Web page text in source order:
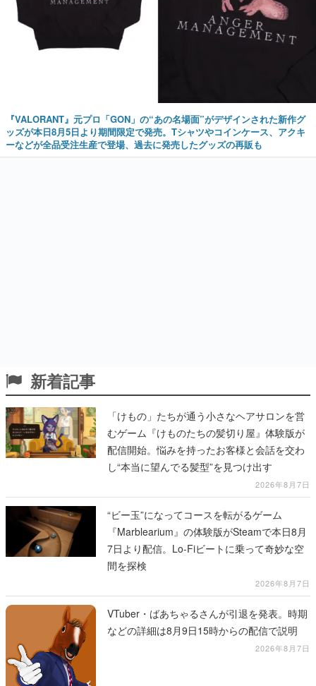
『VALORANT』元プロ「GON」の“あの名場面”がデザインされた新作グ
ッズが本日8月5日より期間限定で発売。Tシャツやコインケース、アクキ
ーなどが全品受注生産で登場、過去に発売したグッズの再販も
新着記事
「けもの」たちが通う小さなヘアサロンを営
むゲーム『けものたちの髪切り屋』体験版が
配信開始。悩みを持ったお客様と会話を交わ
し“本当に望んでる髪型”を見つけ出す
2026年8月7日
“ビー玉”になってコースを転がるゲーム
『Marblearium』の体験版がSteamで本日8月
7日より配信。Lo-Fiビートに乗って奇妙な空
間を探検
2026年8月7日
VTuber・ばあちゃるさんが引退を発表。時期
などの詳細は8月9日15時からの配信で説明
2026年8月7日